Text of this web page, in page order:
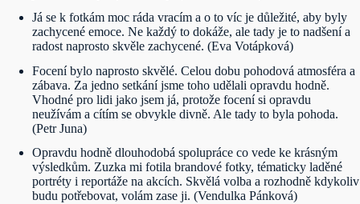
Já se k fotkám moc ráda vracím a o to víc je důležité, aby byly
zachycené emoce. Ne každý to dokáže, ale tady je to nadšení a
radost naprosto skvěle zachycené. (Eva Votápková)
Focení bylo naprosto skvělé. Celou dobu pohodová atmosféra a
zábava. Za jedno setkání jsme toho udělali opravdu hodně.
Vhodné pro lidi jako jsem já, protože focení si opravdu
neužívám a cítím se obvykle divně. Ale tady to byla pohoda.
(Petr Juna)
Opravdu hodně dlouhodobá spolupráce co vede ke krásným
výsledkům. Zuzka mi fotila brandové fotky, tématicky laděné
portréty i reportáže na akcích. Skvělá volba a rozhodně kdykoliv
budu potřebovat, volám zase ji. (Vendulka Pánková)